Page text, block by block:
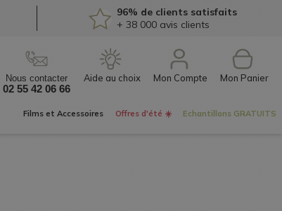
96% de clients satisfaits
+ 38 000avis clients
Nous contacter
02 55 42 06 66
Mon Compte
Films et Accessoires Offres d'été ☀️ Echantillons GRATUITS